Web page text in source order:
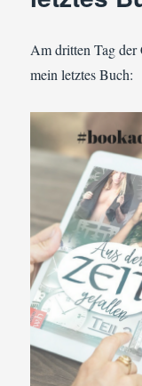
Am dritten Tag der
mein letztes Buch: